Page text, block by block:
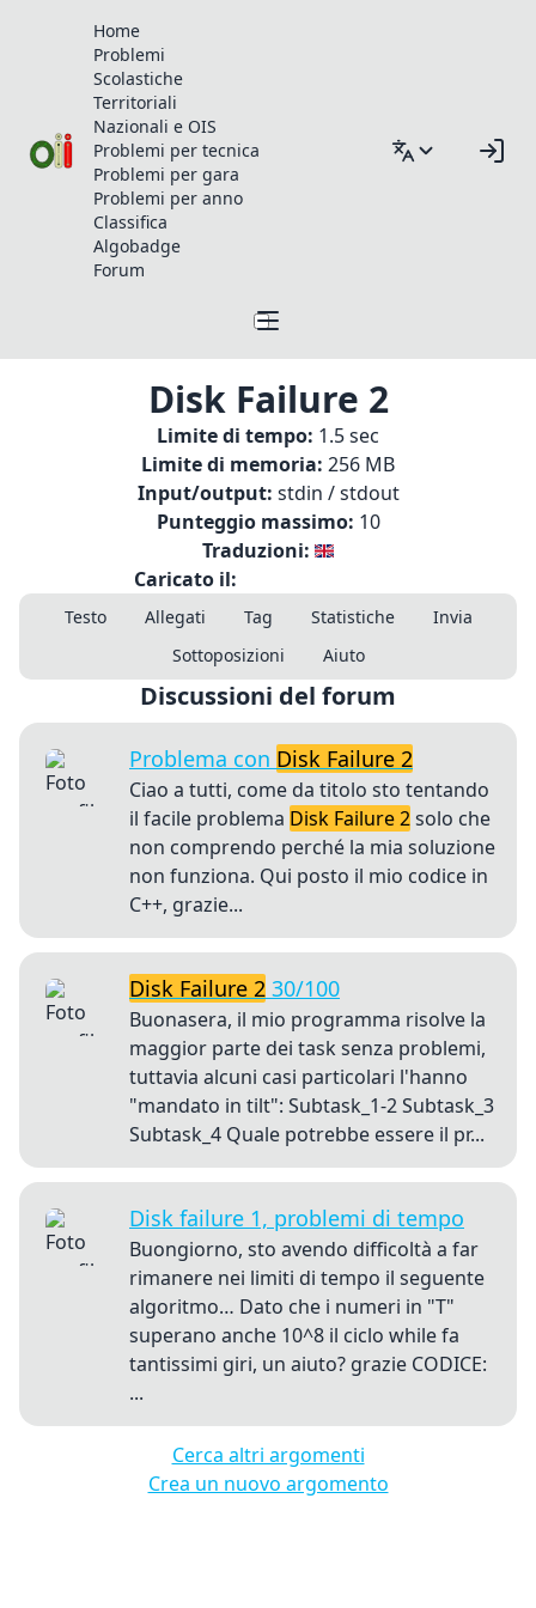
Home
Problemi
Scolastiche
Territoriali
Nazionali e OIS
Problemi per tecnica
Problemi per gara
Problemi per anno
Classifica
Algobadge
Forum
Disk Failure 2
Limite di tempo: 1.5 sec
Limite di memoria: 256 MB
Input/output: stdin / stdout
Punteggio massimo: 10
Traduzioni:
Caricato il:
Testo Allegati Tag Statistiche
Invia
Sottoposizioni
Aiuto
Discussioni del forum
Problema con Disk Failure 2
Ciao a tutti, come da titolo sto tentando
il facile problema Disk Failure 2solo che
non comprendo perché la mia soluzione
non funziona. Qui posto il mio codice in
C++, grazie...
Disk Failure 2 30/100
Buonasera, il mio programma risolve la
maggior parte dei task senza problemi,
tuttavia alcuni casi particolari l'hanno
"mandato in tilt": Subtask_1-2 Subtask_3
Subtask_4 Quale potrebbe essere il pr...
Disk failure 1, problemi di tempo
Buongiorno, sto avendo difficoltà a far
rimanere nei limiti di tempo il seguente
algoritmo… Dato che i numeri in "T"
superano anche 10^8 il ciclo while fa
tantissimi giri, un aiuto? grazie CODICE:
...
Cerca altri argomenti
Crea un nuovo argomento